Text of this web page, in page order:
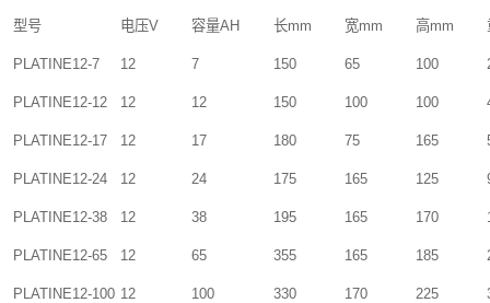
型号 电压V 容量AH 长mm 宽mm 高mm
PLATINE12-7 12 7 150 65 100
PLATINE12-12 12 12 150 100 100
PLATINE12-17 12 17 180 75 165
PLATINE12-24 12 24 175 165 125
PLATINE12-38 12 38 195 165 170
PLATINE12-65 12 65 355 165 185
PLATINE12-100 12 100 330 170 225